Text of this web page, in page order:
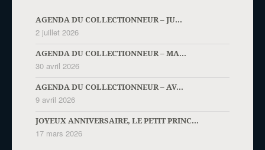
AGENDA DU COLLECTIONNEUR – JU...
2 juillet 2026
AGENDA DU COLLECTIONNEUR – MA...
30 avril 2026
AGENDA DU COLLECTIONNEUR – AV...
9 avril 2026
JOYEUX ANNIVERSAIRE, LE PETIT PRINC...
17 mars 2026